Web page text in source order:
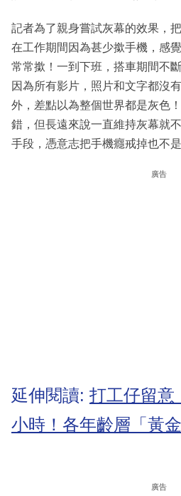
記者為了親身嘗試灰幕的效果，
在工作期間因為甚少撳手機，感
常常撳！一到下班，搭車期間不
因為所有影片，照片和文字都沒
外，差點以為整個世界都是灰色
錯，但長遠來說一直維持灰幕就
手段，憑意志把手機癮戒掉也不是
廣告
延伸閱讀: 打工仔留意
小時！各年齡層「黃金
廣告